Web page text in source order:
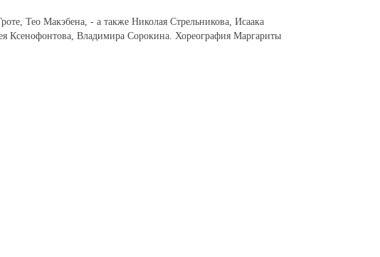
Тео Макэбена, - а также Николая Стрельникова, Исаака
Ксенофонтова, Владимира Сорокина. Хореография Маргариты